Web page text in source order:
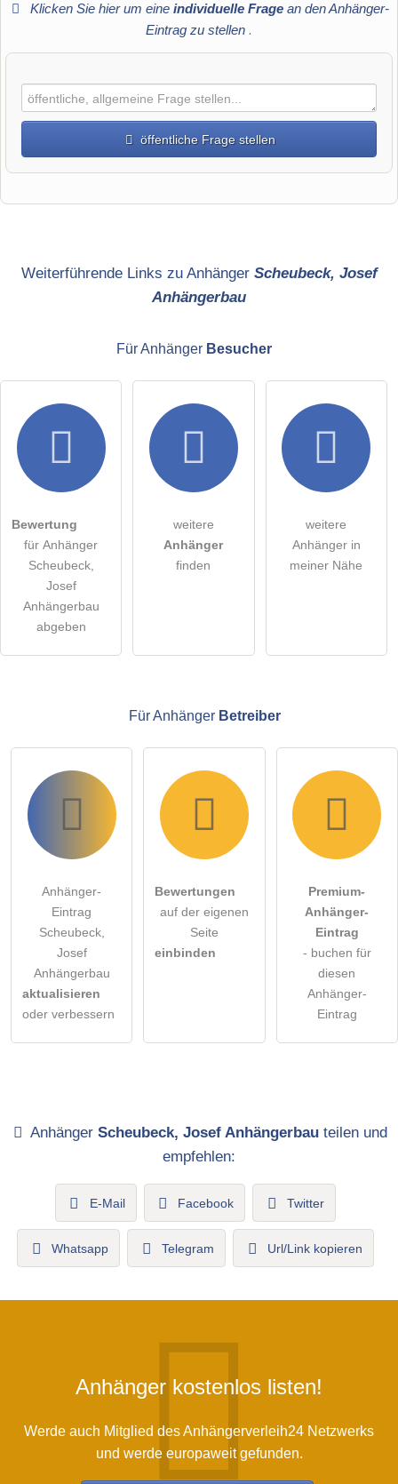
Klicken Sie hier um eine individuelle Fragean den Anhänger-
Eintrag zu stellen .
öffentliche Frage stellen
Hiermit akzeptiere ich die .
Die Datenschutzerklärunghabe ich zur Kenntnis genommen.
Bitte beachten Sie, öffentliche Fragen sind
für alle
Besucher sichtbar
Klicken Sie hier um eine
Anhänger-Eintrag zu stellen
Weiterführende Links zu Anhänger Scheubeck, Josef
Anhängerbau
Für Anhänger Besucher
Bewertung
für Anhänger
Scheubeck,
Josef
Anhängerbau
abgeben
weitere
Anhänger
finden
weitere
Anhänger in
meiner Nähe
Für Anhänger Betreiber
Anhänger-
Eintrag
Scheubeck,
Josef
Anhängerbau
aktualisieren
oder verbessern
Bewertungen
auf der eigenen
Seite
einbinden
Premium-
Anhänger-
Eintrag
- buchen für
diesen
Anhänger-
Eintrag
AnhängerScheubeck, Josef Anhängerbau teilen und
empfehlen:
E-Mail Facebook Twitter
Whatsapp Telegram Url/Link kopieren
Anhänger kostenlos listen!
Werde auch Mitglied des Anhängerverleih24 Netzwerks
und werde europaweit gefunden.